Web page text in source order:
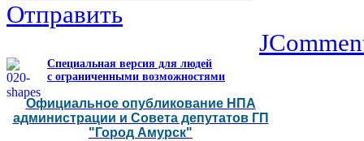
Отправить
Специальная версия для людей
с ограниченными возможностями
Официальное опубликование НПА
администрации и Совета депутатов ГП
"Город Амурск"